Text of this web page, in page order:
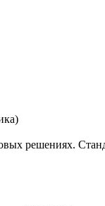
решениях.